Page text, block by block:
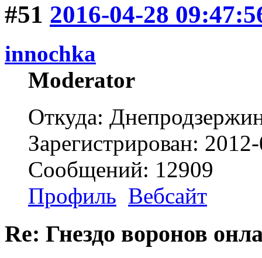
#51 2016-04-28
innochka
Moderator
Откуда:
Зарегистрирован:
Сообщений: 12909
Профиль Вебсайт
Re: Гнездо воронов